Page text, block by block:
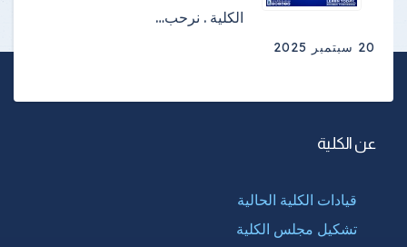
الكلية . نرحب…
20 سبتمبر 2025
عن الكلية
قيادات الكلية الحالية
تشكيل مجلس الكلية